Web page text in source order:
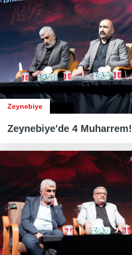
Zeynebiye
Zeynebiye'de 4 Muharrem!